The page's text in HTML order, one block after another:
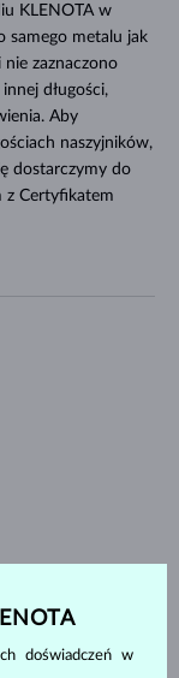
KLENOTA w
samego metalu jak
zaznaczono
długości,
Aby
naszyjników,
dostarczymy do
z Certyfikatem
doświadczeń w